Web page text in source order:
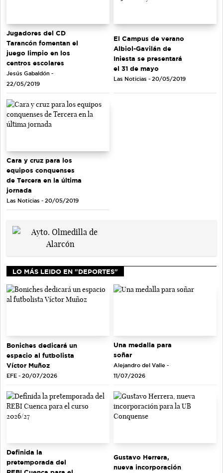
Jugadores del CD
Tarancón fomentan el
juego limpio en los
centros escolares
Jesús Gabaldón -
22/05/2019
El Campus de verano
Albiol-Gavilán de
Iniesta se presentará
el 31 de mayo
Las Noticias - 20/05/2019
Cara y cruz para los
equipos conquenses
de Tercera en la última
jornada
Las Noticias - 20/05/2019
LO MÁS LEIDO EN "DEPORTES"
Boniches dedicará un
espacio al futbolista
Víctor Muñoz
EFE - 20/07/2026
Una medalla para
soñar
Alejandro del Valle -
11/07/2026
Definida la
pretemporada del
Gustavo Herrera,
nueva incorporación